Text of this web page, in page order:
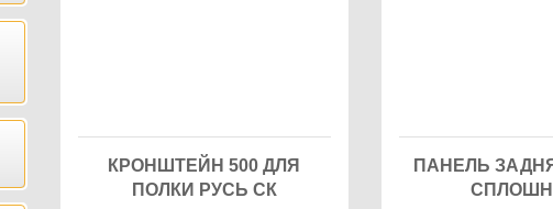
КРОНШТЕЙН 500 ДЛЯ
ПОЛКИ РУСЬ СК
ПАНЕЛЬ